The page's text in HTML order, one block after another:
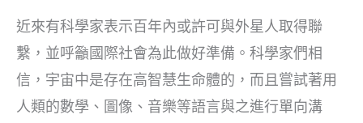
近來有科學家表示百年內或許可與外星人取得聯
繫，並呼籲國際社會為此做好準備。科學家們相
信，宇宙中是存在高智慧生命體的，而且嘗試著用
人類的數學、圖像、音樂等語言與之進行單向溝